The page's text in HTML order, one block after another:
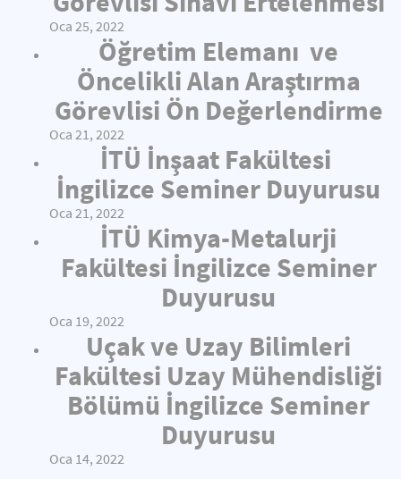
Oca 25, 2022
Öğretim Elemanı ve
Öncelikli Alan Araştırma
Görevlisi Ön Değerlendirme
Oca 21, 2022
İTÜ İnşaat Fakültesi
İngilizce Seminer Duyurusu
Oca 21, 2022
İTÜ Kimya-Metalurji
Fakültesi İngilizce Seminer
Duyurusu
Oca 19, 2022
Uçak ve Uzay Bilimleri
Fakültesi Uzay Mühendisliği
Bölümü İngilizce Seminer
Duyurusu
Oca 14, 2022